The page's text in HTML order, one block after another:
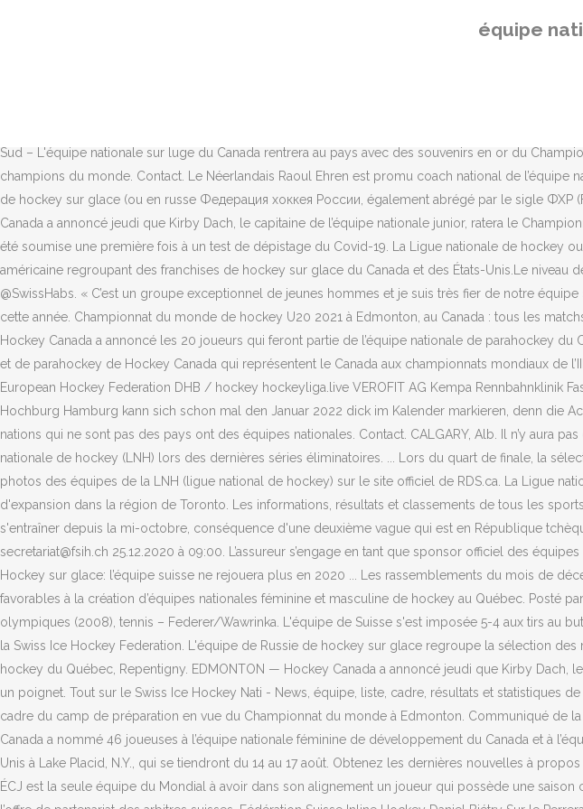
équipe
annoncé la fédération belge de hockey (ARBH). Quatre représentants actuels de la LHJMQ ont
Sud – L'équipe nationale sur luge du Canada rentrera au pays avec des souvenirs en or du
champions du monde. Contact. Le Néerlandais Raoul Ehren est promu coach national de
de hockey sur glace (ou en russe Федерация хоккея России, également abrégé par le sigle ФХР
Canada a annoncé jeudi que Kirby Dach, le capitaine de l’équipe nationale junior, ratera le
été soumise une première fois à un test de dépistage du Covid-19. La Ligue nationale de hockey
américaine regroupant des franchises de hockey sur glace du Canada et des États-Unis.Le
@SwissHabs. « C’est un groupe exceptionnel de jeunes hommes et je suis très fier de notre
cette année. Championnat du monde de hockey U20 2021 à Edmonton, au Canada : tous les
Hockey Canada a annoncé les 20 joueurs qui feront partie de l’équipe nationale de parahockey
et de parahockey de Hockey Canada qui représentent le Canada aux championnats mondiaux de
European Hockey Federation DHB / hockey hockeyliga.live VEROFIT AG Kempa Rennbahnklinik
Hochburg Hamburg kann sich schon mal den Januar 2022 dick im Kalender markieren, denn die
nations qui ne sont pas des pays ont des équipes nationales. Contact. CALGARY, Alb. Il n’y aura
nationale de hockey (LNH) lors des dernières séries éliminatoires. ... Lors du quart de finale, la
photos des équipes de la LNH (ligue national de hockey) sur le site officiel de RDS.ca. La Ligue
d'expansion dans la région de Toronto. Les informations, résultats et classements de tous les
s'entraîner depuis la mi-octobre, conséquence d'une deuxième vague qui est en République
secretariat@fsih.ch 25.12.2020 à 09:00. L’assureur s’engage en tant que sponsor officiel des
Hockey sur glace: l’équipe suisse ne rejouera plus en 2020 ... Les rassemblements du mois de
favorables à la création d’équipes nationales féminine et masculine de hockey au Québec. Posté
olympiques (2008), tennis – Federer/Wawrinka. L'équipe de Suisse s'est imposée 5-4 aux tirs au
la Swiss Ice Hockey Federation. L'équipe de Russie de hockey sur glace regroupe la sélection
hockey du Québec, Repentigny. EDMONTON — Hockey Canada a annoncé jeudi que Kirby Dach,
un poignet. Tout sur le Swiss Ice Hockey Nati - News, équipe, liste, cadre, résultats et statistiques
cadre du camp de préparation en vue du Championnat du monde à Edmonton. Communiqué de
Canada a nommé 46 joueuses à l’équipe nationale féminine de développement du Canada et à
Unis à Lake Placid, N.Y., qui se tiendront du 14 au 17 août. Obtenez les dernières nouvelles à
ÉCJ est la seule équipe du Mondial à avoir dans son alignement un joueur qui possède une